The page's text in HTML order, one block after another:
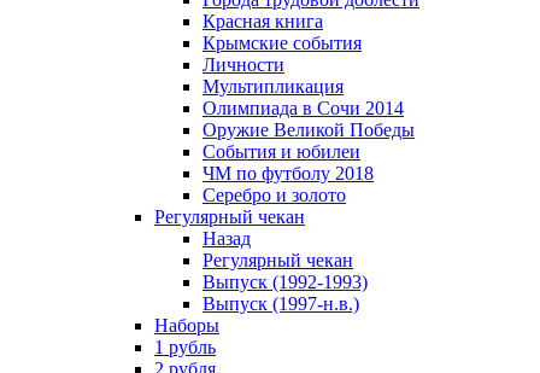
Красная книга
Крымские события
Личности
Мультипликация
Олимпиада в Сочи 2014
Оружие Великой Победы
События и юбилеи
ЧМ по футболу 2018
Серебро и золото
Регулярный чекан
Назад
Регулярный чекан
Выпуск (1992-1993)
Выпуск (1997-н.в.)
Наборы
1 рубль
2 рубля